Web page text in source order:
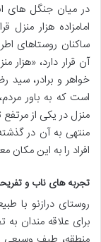
در میان جنگل های
امامزاده هزار منزل
ساکنان روستاهای
آن قرار دارد، «هزار
خواهر و برادر، سید
است که به باور مردم،
منزل در یکی از
منتهی به آن در
افراد را به این
تجربه های ناب و
روستای درازنو با
برای علاقه مندان